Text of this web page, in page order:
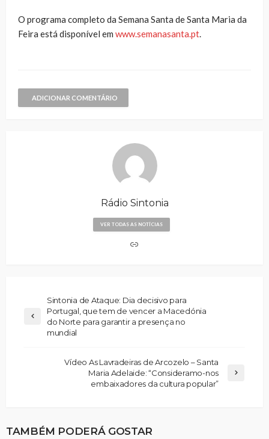
O programa completo da Semana Santa de Santa Maria da
Feira está disponível em www.semanasanta.pt.
ADICIONAR COMENTÁRIO
Rádio Sintonia
VER TODAS AS NOTÍCIAS
Sintonia de Ataque: Dia decisivo para
Portugal, que tem de vencer a Macedónia
do Norte para garantir a presença no
mundial
Vídeo As Lavradeiras de Arcozelo – Santa
Maria Adelaide: “Consideramo-nos
embaixadores da cultura popular”
TAMBÉM PODERÁ GOSTAR